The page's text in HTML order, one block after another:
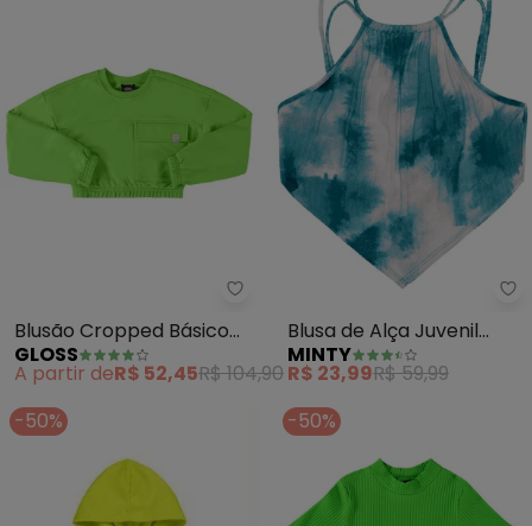
Gloss - Blusão Cropped Básico
Blusão Cropped Básico
Juvenil (Verde)
GLOSS
A partir deR$ 52,45R$ 104,90
Blusa de Alça Juvenil
Ribana Canelada (Verde)
MINTY
R$ 23,99R$ 59,99
-50%
-50%